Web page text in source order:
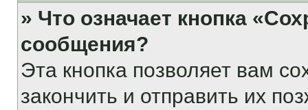
» Что означает кнопка
сообщения?
Эта кнопка позволяет вам
закончить и отправить их